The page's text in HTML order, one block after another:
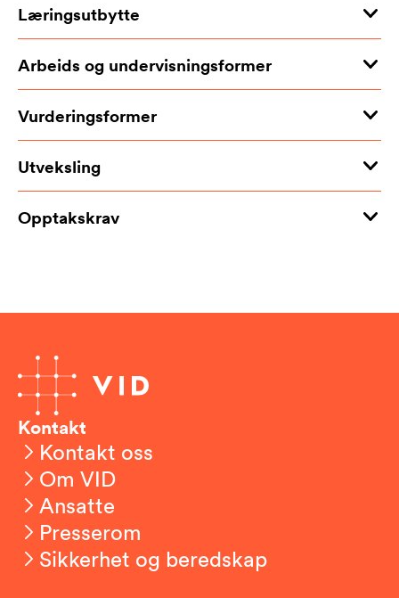
Læringsutbytte
Arbeids og undervisningsformer
Vurderingsformer
Utveksling
Opptakskrav
Kontakt
Kontakt oss
Om VID
Ansatte
Presserom
Sikkerhet og beredskap